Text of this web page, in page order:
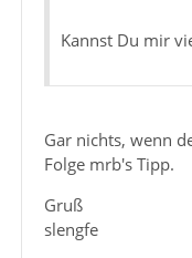
Kannst Du mir
Gar nichts, wenn
Folge mrb's Tipp.
Gruß
slengfe